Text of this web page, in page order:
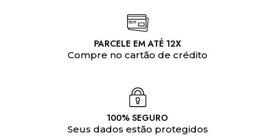
PARCELE EM ATÉ 12X
Compre no cartão de crédito
100% SEGURO
Seus dados estão protegidos